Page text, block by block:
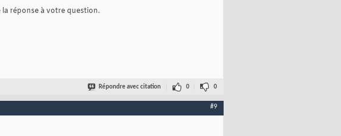
réponse à votre question.
Répondre avec citation 0 0
#9